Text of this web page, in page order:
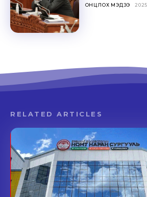
ОНЦЛОХ МЭДЭЭ
RELATED ARTICLES